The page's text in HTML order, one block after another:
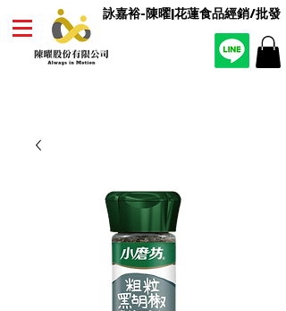
詠嘉裕-陳曜|花蓮食品經銷/批發